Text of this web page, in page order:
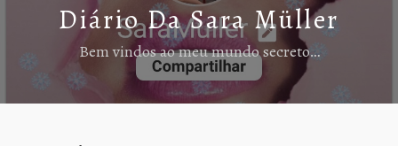
Diário Da Sara Müller
Bem vindos ao meu mundo secreto…